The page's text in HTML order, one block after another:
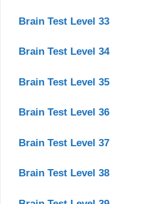
Brain Test Level 33
Brain Test Level 34
Brain Test Level 35
Brain Test Level 36
Brain Test Level 37
Brain Test Level 38